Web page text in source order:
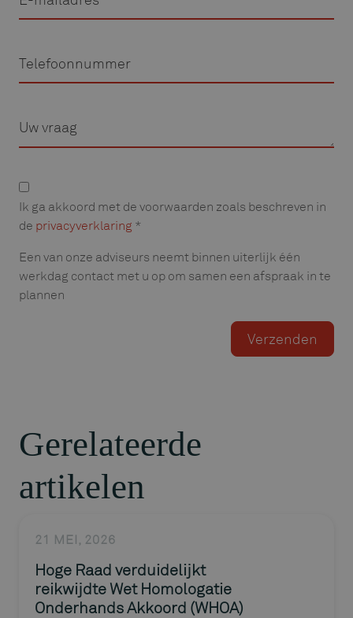
mailadres
Privacyverklaring
Ik ga akkoord met de voorwaarden zoals beschreven in
de privacyverklaring *
Een van onze adviseurs neemt binnen uiterlijk één
werkdag contact met u op om samen een afspraak in te
plannen
Gerelateerde
artikelen
21 MEI, 2026
Hoge Raad verduidelijkt
reikwijdte Wet Homologatie
Onderhands Akkoord (WHOA)